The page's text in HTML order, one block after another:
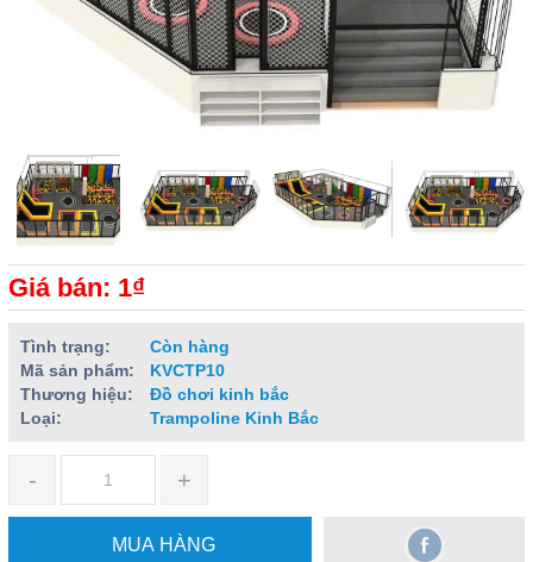
Giá bán: 1₫
Tình trạng:
Còn hàng
Mã sản phẩm:
KVCTP10
Thương hiệu:
Đồ chơi kinh bắc
Loại:
Trampoline Kinh Bắc
- +
MUA HÀNG